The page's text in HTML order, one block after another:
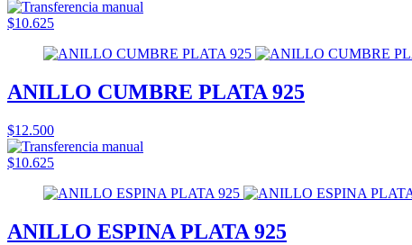
$10.625
ANILLO CUMBRE PLATA 925
$12.500
$10.625
ANILLO ESPINA PLATA 925